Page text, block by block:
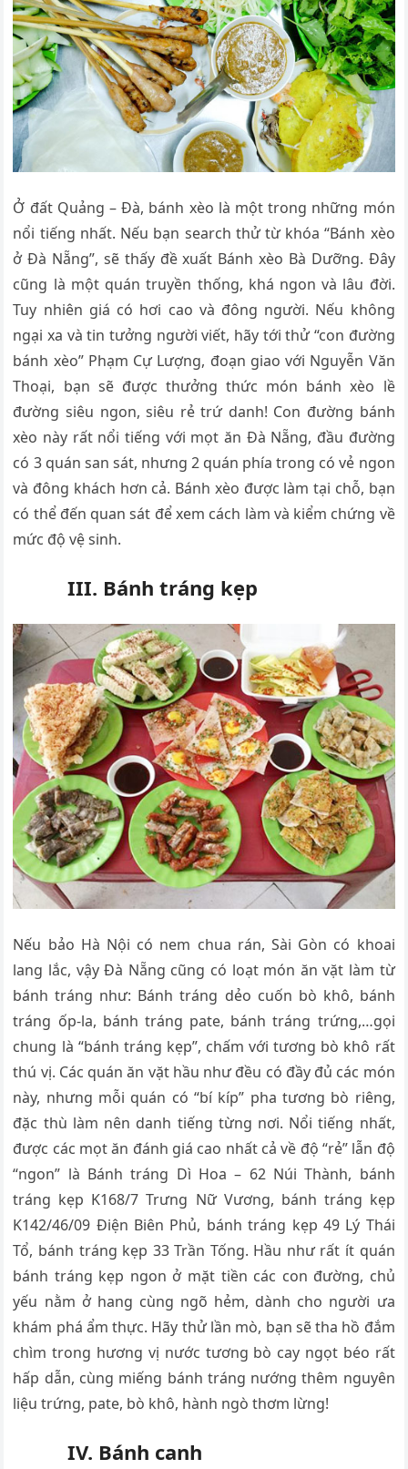
Ở đất Quảng – Đà, bánh xèo là một trong những món
nổi tiếng nhất. Nếu bạn search thử từ khóa “Bánh xèo
ở Đà Nẵng”, sẽ thấy đề xuất Bánh xèo Bà Dưỡng. Đây
cũng là một quán truyền thống, khá ngon và lâu đời.
Tuy nhiên giá có hơi cao và đông người. Nếu không
ngại xa và tin tưởng người viết, hãy tới thử “con đường
bánh xèo” Phạm Cự Lượng, đoạn giao với Nguyễn Văn
Thoại, bạn sẽ được thưởng thức món bánh xèo lề
đường siêu ngon, siêu rẻ trứ danh! Con đường bánh
xèo này rất nổi tiếng với mọt ăn Đà Nẵng, đầu đường
có 3 quán san sát, nhưng 2 quán phía trong có vẻ ngon
và đông khách hơn cả. Bánh xèo được làm tại chỗ, bạn
có thể đến quan sát để xem cách làm và kiểm chứng về
mức độ vệ sinh.
III. Bánh tráng kẹp
Nếu bảo Hà Nội có nem chua rán, Sài Gòn có khoai
lang lắc, vậy Đà Nẵng cũng có loạt món ăn vặt làm từ
bánh tráng như: Bánh tráng dẻo cuốn bò khô, bánh
tráng ốp-la, bánh tráng pate, bánh tráng trứng,…gọi
chung là “bánh tráng kẹp”, chấm với tương bò khô rất
thú vị. Các quán ăn vặt hầu như đều có đầy đủ các món
này, nhưng mỗi quán có “bí kíp” pha tương bò riêng,
đặc thù làm nên danh tiếng từng nơi. Nổi tiếng nhất,
được các mọt ăn đánh giá cao nhất cả về độ “rẻ” lẫn độ
“ngon” là Bánh tráng Dì Hoa – 62 Núi Thành, bánh
tráng kẹp K168/7 Trưng Nữ Vương, bánh tráng kẹp
K142/46/09 Điện Biên Phủ, bánh tráng kẹp 49 Lý Thái
Tổ, bánh tráng kẹp 33 Trần Tống. Hầu như rất ít quán
bánh tráng kẹp ngon ở mặt tiền các con đường, chủ
yếu nằm ở hang cùng ngõ hẻm, dành cho người ưa
khám phá ẩm thực. Hãy thử lần mò, bạn sẽ tha hồ đắm
chìm trong hương vị nước tương bò cay ngọt béo rất
hấp dẫn, cùng miếng bánh tráng nướng thêm nguyên
liệu trứng, pate, bò khô, hành ngò thơm lừng!
IV. Bánh canh